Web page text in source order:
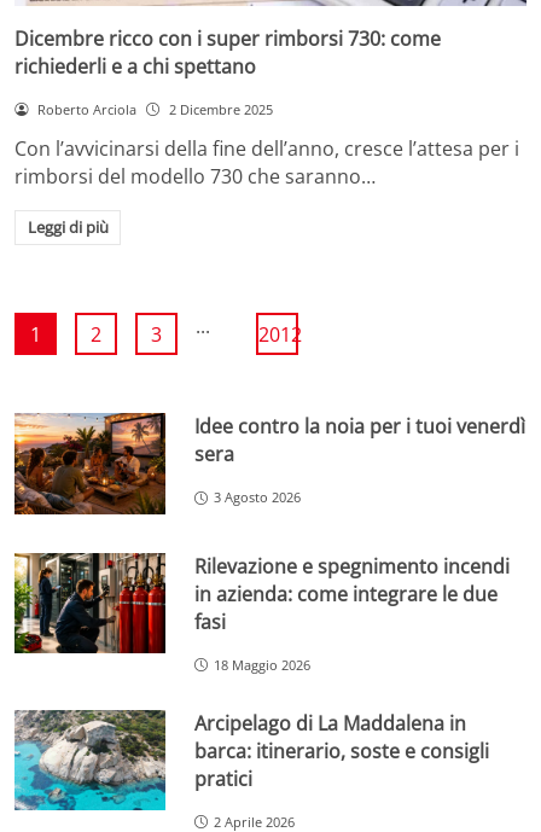
Dicembre ricco con i super rimborsi 730: come
richiederli e a chi spettano
Roberto Arciola 2 Dicembre 2025
Con l’avvicinarsi della fine dell’anno, cresce l’attesa per i
rimborsi del modello 730 che saranno…
Leggi di più
1 2 3 ... 2012
Idee contro la noia per i tuoi venerdì
sera
3 Agosto 2026
Rilevazione e spegnimento incendi
in azienda: come integrare le due
fasi
18 Maggio 2026
Arcipelago di La Maddalena in
barca: itinerario, soste e consigli
pratici
2 Aprile 2026